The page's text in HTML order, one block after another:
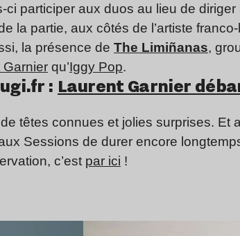
ci participer aux duos au lieu de diriger
la partie, aux côtés de l’artiste
la présence de The Limiñanas,
Garnier qu’Iggy Pop.
: Laurent Garnier
têtes connues et jolies surprises. Et
Sessions de durer encore
c’est par ici !